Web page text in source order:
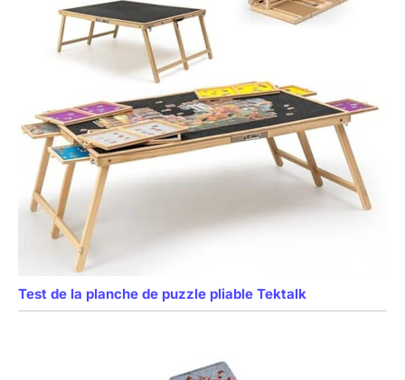
Test de la planche de puzzle pliable Tektalk